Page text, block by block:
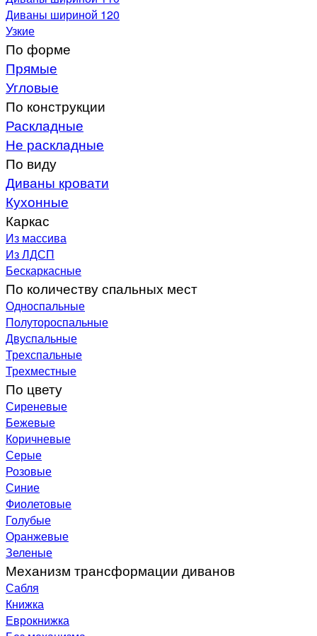
Диваны шириной 120
Узкие
По форме
Прямые
Угловые
По конструкции
Раскладные
Не раскладные
По виду
Диваны кровати
Кухонные
Каркас
Из массива
Из ЛДСП
Бескаркасные
По количеству спальных мест
Односпальные
Полутороспальные
Двуспальные
Трехспальные
Трехместные
По цвету
Сиреневые
Бежевые
Коричневые
Серые
Розовые
Синие
Фиолетовые
Голубые
Оранжевые
Зеленые
Механизм трансформации диванов
Сабля
Книжка
Еврокнижка